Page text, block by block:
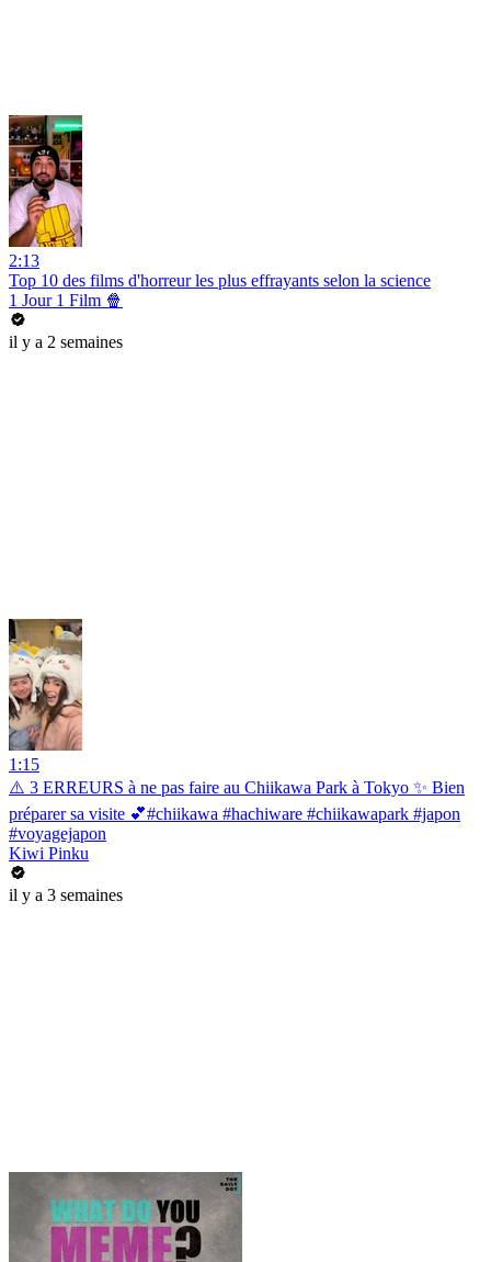
2:13
Top 10 des films d'horreur les plus effrayants selon la science
1 Jour 1 Film 🍿
il y a 2 semaines
1:15
⚠️ 3 ERREURS à ne pas faire au Chiikawa Park à Tokyo ✨ Bien
préparer sa visite 💕#chiikawa #hachiware #chiikawapark #japon
#voyagejapon
Kiwi Pinku
il y a 3 semaines